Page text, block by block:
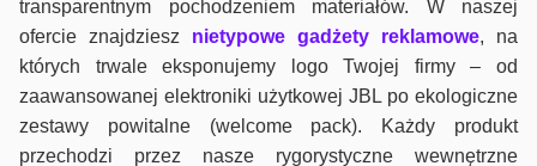
transparentnym pochodzeniem materiałów. W naszej
ofercie znajdziesz nietypowe gadżety reklamowe, na
których trwale eksponujemy logo Twojej firmy – od
zaawansowanej elektroniki użytkowej JBL po ekologiczne
zestawy powitalne (welcome pack). Każdy produkt
przechodzi przez nasze rygorystyczne wewnętrzne